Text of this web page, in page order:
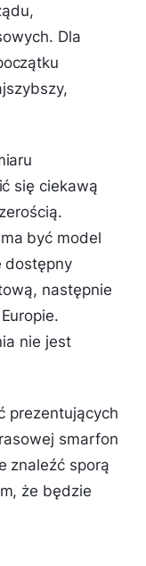
Dla
się ciekawą
być model
dostępny
następnie
nie jest
prezentujących
smarfon
znaleźć sporą
że będzie